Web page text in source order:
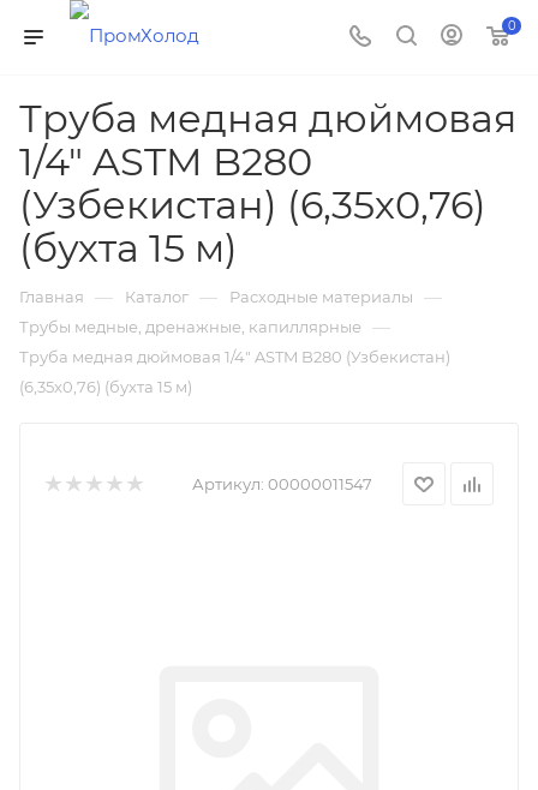
0
Труба медная дюймовая
1/4" ASTM B280
(Узбекистан) (6,35х0,76)
(бухта 15 м)
Главная — Каталог — Расходные материалы —
Трубы медные, дренажные, капиллярные —
Труба медная дюймовая 1/4" ASTM B280 (Узбекистан)
(6,35х0,76) (бухта 15 м)
Артикул: 00000011547